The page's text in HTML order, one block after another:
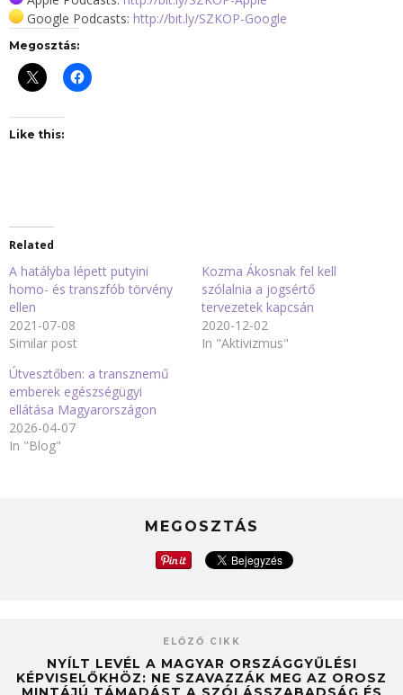
Google Podcasts: http://bit.ly/SZKOP-Google
Megosztás:
Like this:
Related
A hatályba lépett putyini
homo- és transzfób törvény
ellen
2021-07-08
Similar post
Kozma Ákosnak fel kell
szólalnia a jogsértő
tervezetek kapcsán
2020-12-02
In "Aktivizmus"
Útvesztőben: a transznemű
emberek egészségügyi
ellátása Magyarországon
2026-04-07
In "Blog"
MEGOSZTÁS
ELŐZŐ CIKK
NYÍLT LEVÉL A MAGYAR ORSZÁGGYŰLÉSI
KÉPVISELŐKHÖZ: NE SZAVAZZÁK MEG AZ OROSZ